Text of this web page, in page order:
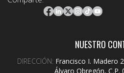
NUESTRO
DIRECCIÓN: Francisco I. Madero
Álvaro Obregón, C.P.